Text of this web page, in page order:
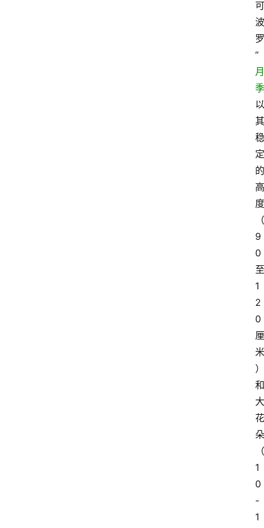
可
波
罗
”
月
季
以
其
稳
定
的
高
度
（
9
0
至
1
2
0
厘
米
）
和
大
花
朵
（
1
0
-
1